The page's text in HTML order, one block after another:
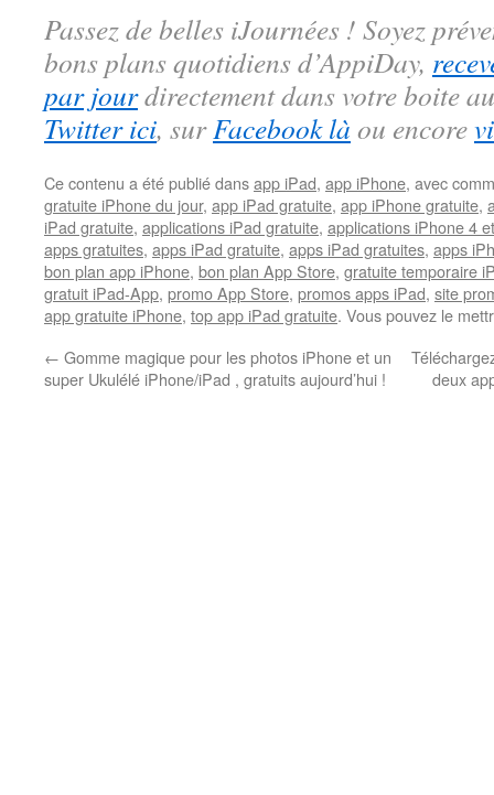
Passez de belles iJournées ! Soyez
bons plans quotidiens d’AppiDay,
par jourdirectement dans votre boite
Twitter ici, surFacebook là ou encore
Ce contenu a été publié dansapp iPad, app iPhone, avec
gratuite iPhone du jour, app iPad gratuite, app iPhone gratuite,
iPad gratuite, applications iPad gratuite, applications iPhone 4
apps gratuites, apps iPad gratuite, apps iPad gratuites, apps
bon plan app iPhone, bon plan App Store, gratuite temporaire
gratuit iPad-App, promo App Store, promos apps iPad, site
app gratuite iPhone, top app iPad gratuite. Vous pouvez le
← Gomme magique pour les photos iPhone et un
super Ukulélé iPhone/iPad , gratuits aujourd’hui !
deux